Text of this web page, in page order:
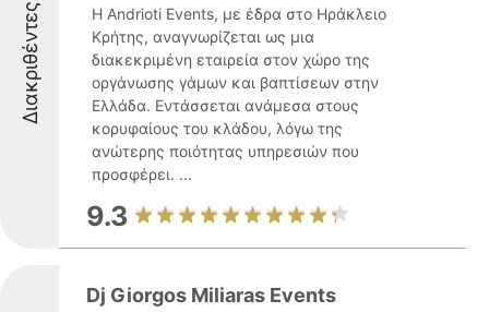
Διακριθέντες
Η Andrioti Events, με έδρα στο Ηράκλειο
Κρήτης, αναγνωρίζεται ως μια
διακεκριμένη εταιρεία στον χώρο της
οργάνωσης γάμων και βαπτίσεων στην
Ελλάδα. Εντάσσεται ανάμεσα στους
κορυφαίους του κλάδου, λόγω της
ανώτερης ποιότητας υπηρεσιών που
προσφέρει. ...
9.3
Dj Giorgos Miliaras Events